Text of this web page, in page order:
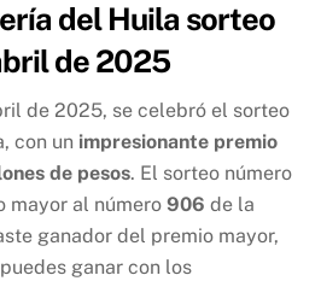
del Huila sorteo
de 2025
de 2025, se celebró el sorteo
con un impresionante premio
de pesos. El sorteo número
mayor al número906 de la
ganador del premio mayor,
ganar con los